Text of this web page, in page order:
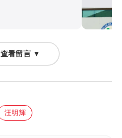
查看留言 ▼
汪明輝